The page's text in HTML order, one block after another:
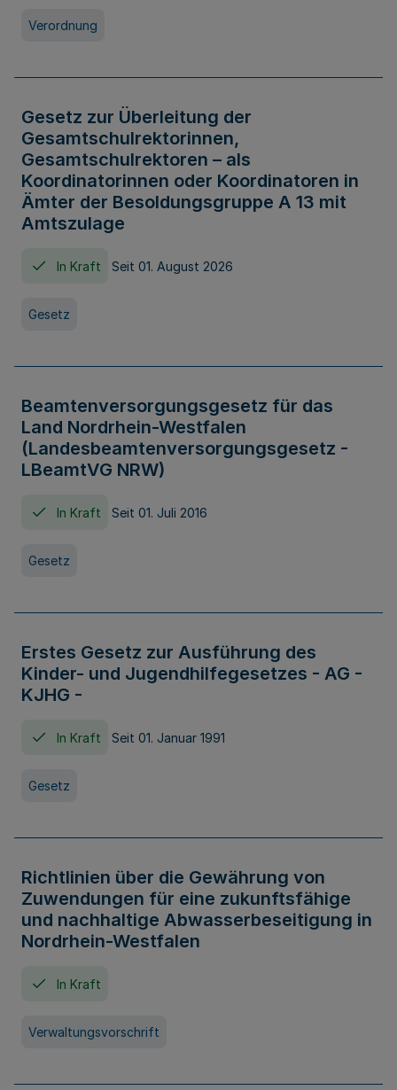
Verordnung
Gesetz zur Überleitung der
Gesamtschulrektorinnen,
Gesamtschulrektoren – als
Koordinatorinnen oder Koordinatoren in
Ämter der Besoldungsgruppe A 13 mit
Amtszulage
In Kraft Seit 01. August 2026
Gesetz
Beamtenversorgungsgesetz für das
Land Nordrhein-Westfalen
(Landesbeamtenversorgungsgesetz -
LBeamtVG NRW)
In Kraft Seit 01. Juli 2016
Gesetz
Erstes Gesetz zur Ausführung des
Kinder- und Jugendhilfegesetzes - AG -
KJHG -
In Kraft Seit 01. Januar 1991
Gesetz
Richtlinien über die Gewährung von
Zuwendungen für eine zukunftsfähige
und nachhaltige Abwasserbeseitigung in
Nordrhein-Westfalen
In Kraft
Verwaltungsvorschrift